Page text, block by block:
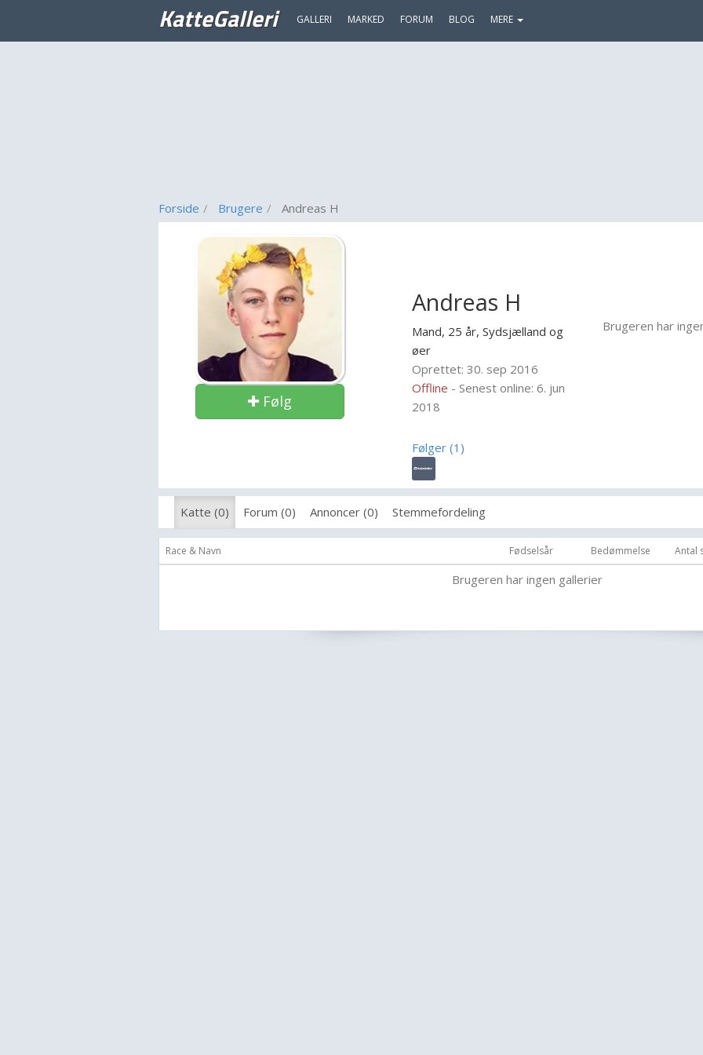
KatteGalleri GALLERI MARKED FORUM BLOG MERE
Forside Brugere Andreas H
Følg
Andreas H
Mand, 25 år,Sydsjælland og
øer
Oprettet: 30. sep 2016
Offline - Senest online: 6. jun
2018
Følger (1)
Brugeren har
Katte (0) Forum (0) Annoncer (0) Stemmefordeling
Race & Navn Fødselsår Bedømmelse Antal
Brugeren har ingen gallerier